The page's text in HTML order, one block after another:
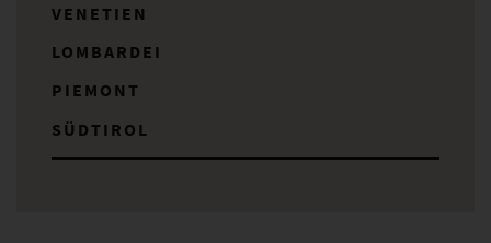
VENETIEN
LOMBARDEI
PIEMONT
SÜDTIROL